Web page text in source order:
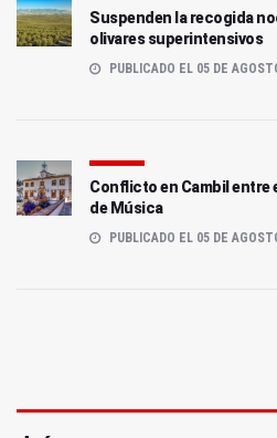
Suspenden la recogida
olivares superintensivos
PUBLICADO EL 05 DE
Conflicto en Cambil entre
de Música
PUBLICADO EL 05 DE